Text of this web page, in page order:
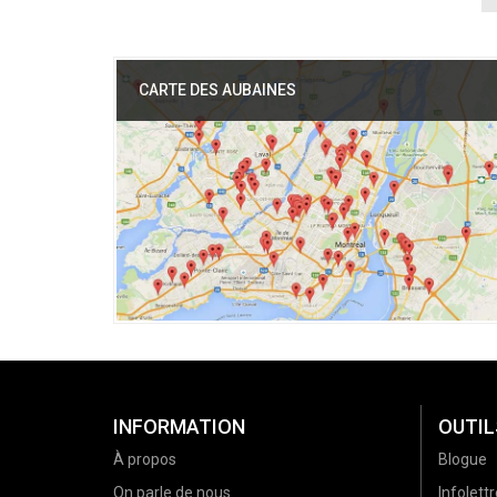
CARTE DES AUBAINES
INFORMATION
À propos
On parle de nous
Blogue